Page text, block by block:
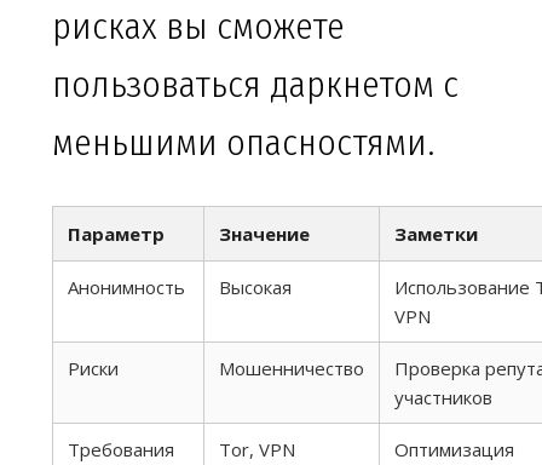
рисках вы сможете
пользоваться даркнетом с
меньшими опасностями.
Параметр Значение Заметки
Анонимность Высокая
Использование
VPN
Риски Мошенничество
Проверка
участников
Требования Tor, VPN
Оптимизация